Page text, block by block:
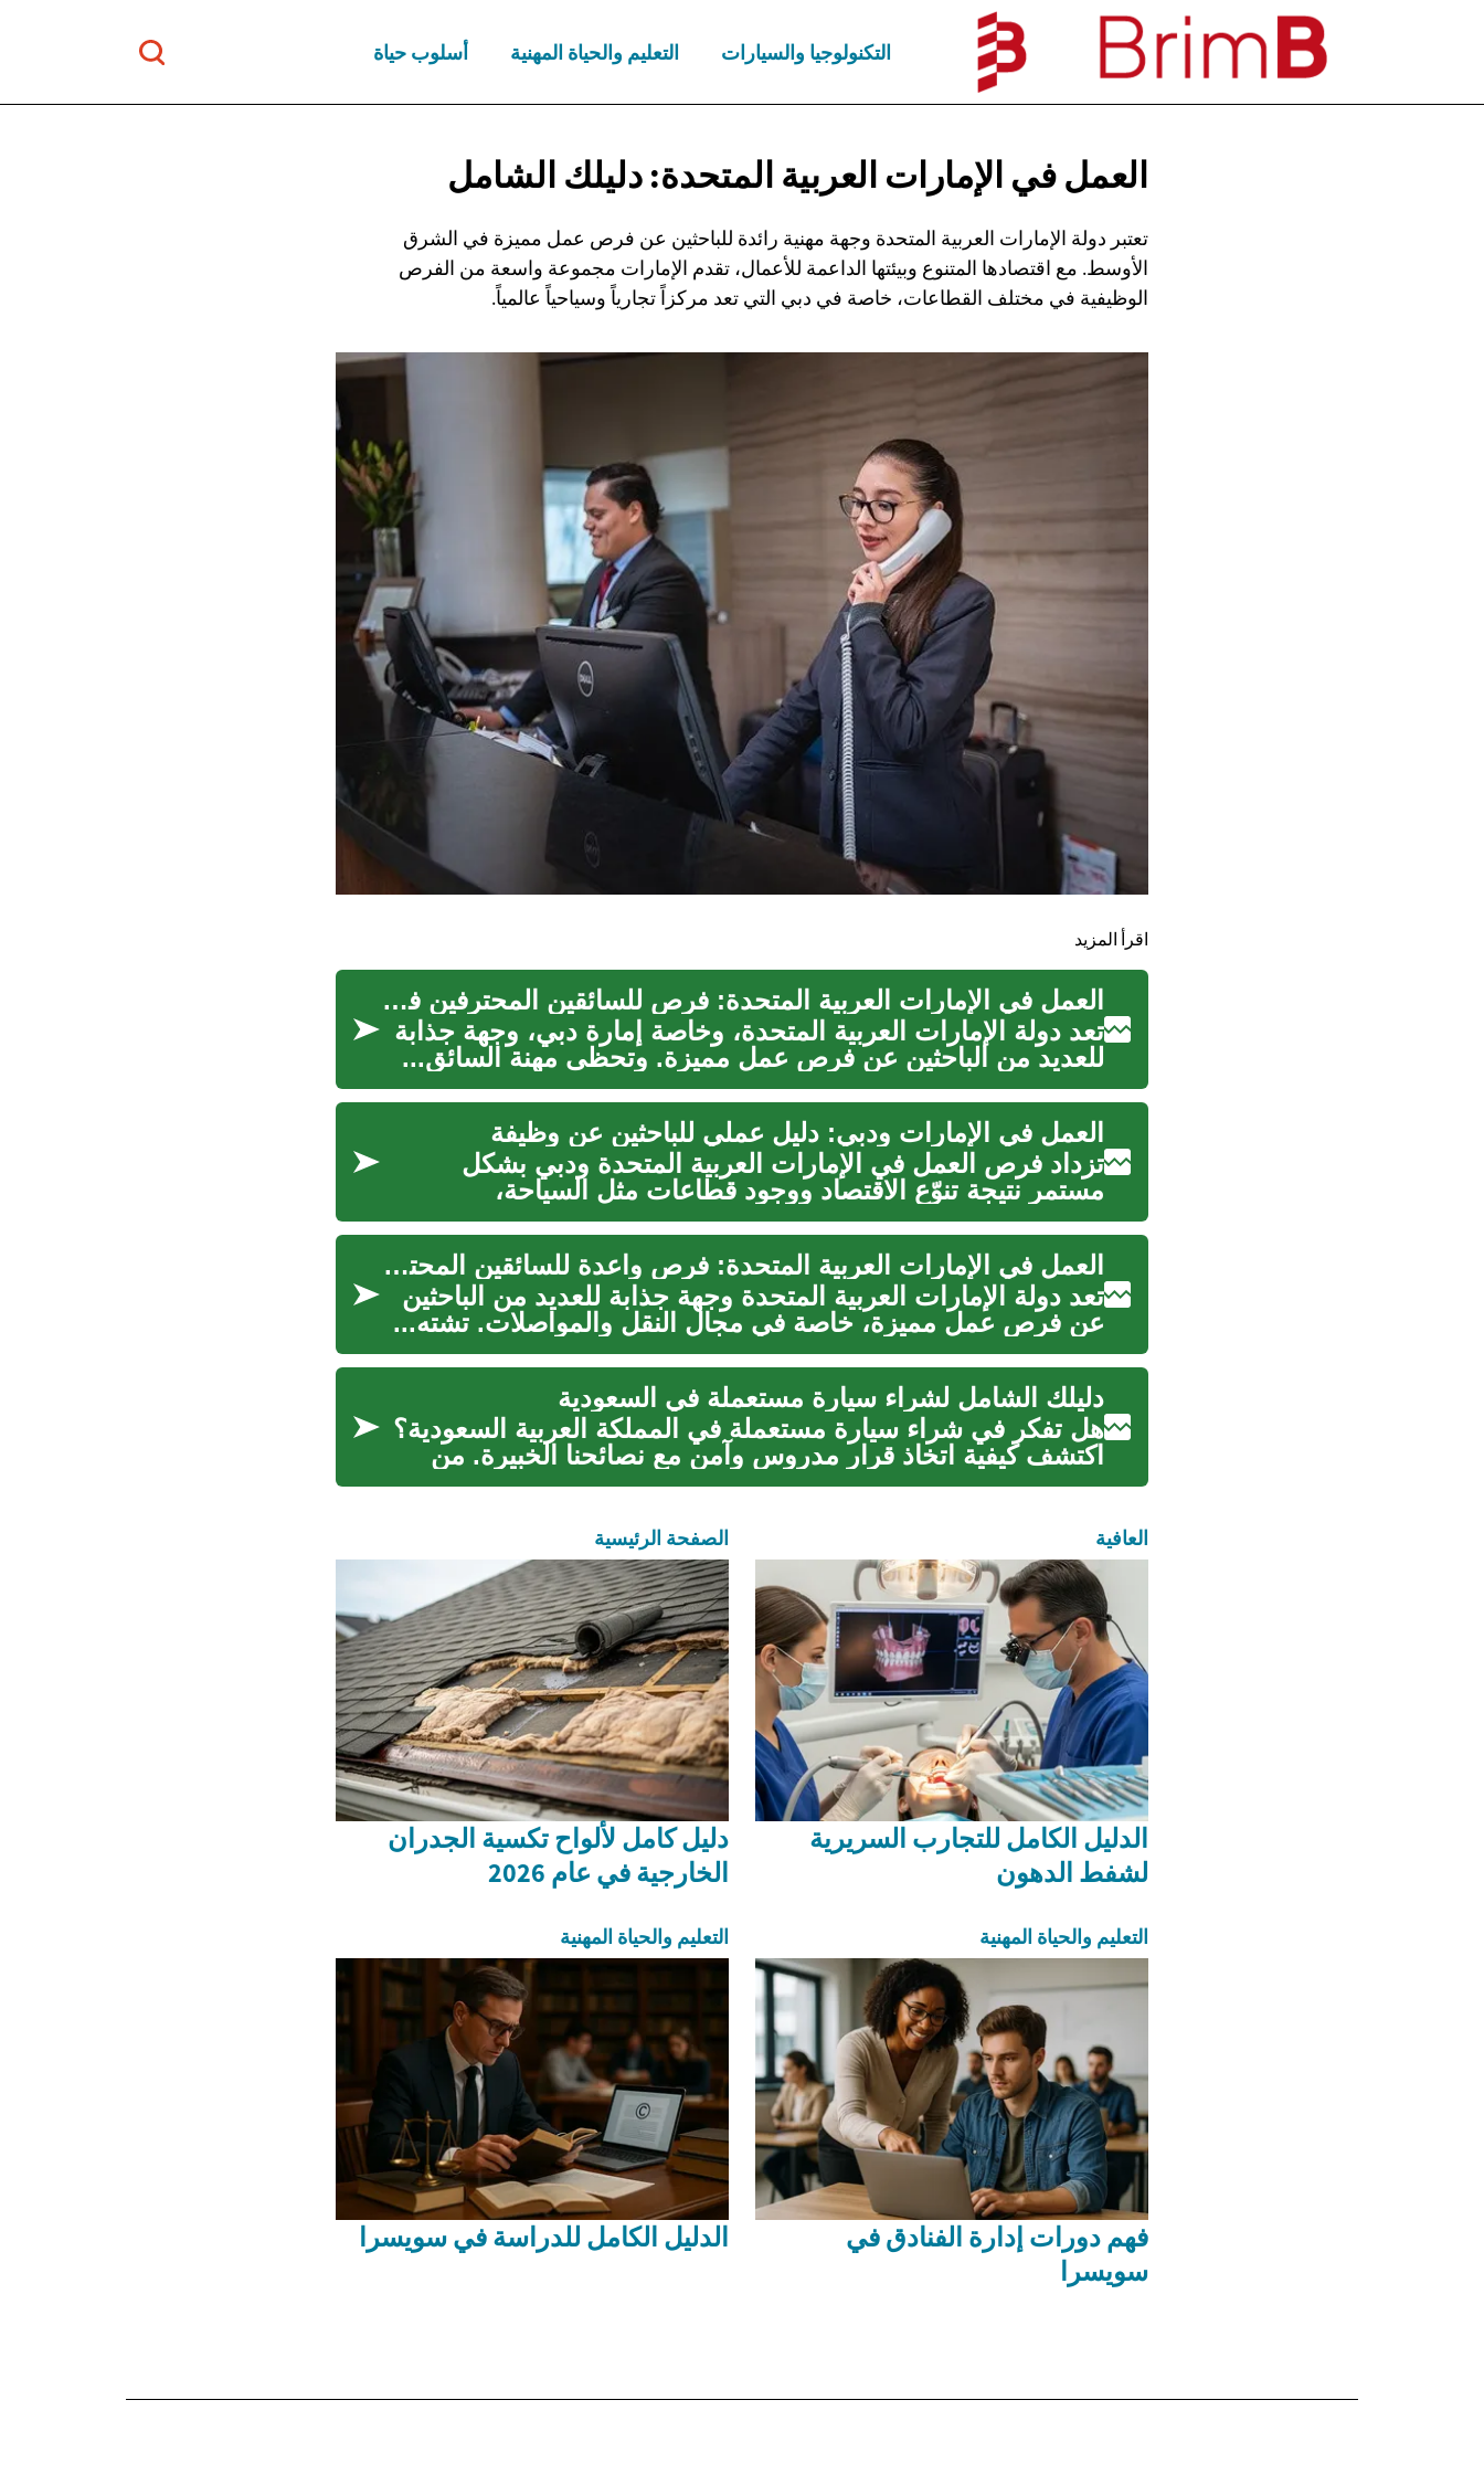
أسلوب حياة التعليم والحياة المهنية التكنولوجيا والسيارات
العمل في الإمارات العربية المتحدة: دليلك الشامل
تعتبر دولة الإمارات العربية المتحدة وجهة مهنية رائدة للباحثين عن فرص عمل مميزة في الشرق
الأوسط. مع اقتصادها المتنوع وبيئتها الداعمة للأعمال، تقدم الإمارات مجموعة واسعة من الفرص
الوظيفية في مختلف القطاعات، خاصة في دبي التي تعد مركزاً تجارياً وسياحياً عالمياً.
اقرأ المزيد
العمل في الإمارات العربية المتحدة: فرص للسائقين المحترفين في دبي
تعد دولة الإمارات العربية المتحدة، وخاصة إمارة دبي، وجهة جذابة
للعديد من الباحثين عن فرص عمل مميزة. وتحظى مهنة السائق...
العمل في الإمارات ودبي: دليل عملي للباحثين عن وظيفة
تزداد فرص العمل في الإمارات العربية المتحدة ودبي بشكل
مستمر نتيجة تنوّع الاقتصاد ووجود قطاعات مثل السياحة،
التكنولوجي...
العمل في الإمارات العربية المتحدة: فرص واعدة للسائقين المحترفين
تعد دولة الإمارات العربية المتحدة وجهة جذابة للعديد من الباحثين
عن فرص عمل مميزة، خاصة في مجال النقل والمواصلات. تشته...
دليلك الشامل لشراء سيارة مستعملة في السعودية
هل تفكر في شراء سيارة مستعملة في المملكة العربية السعودية؟
اكتشف كيفية اتخاذ قرار مدروس وآمن مع نصائحنا الخبيرة. من
ف...
العافية
الدليل الكامل للتجارب السريرية
لشفط الدهون
الصفحة الرئيسية
دليل كامل لألواح تكسية الجدران
الخارجية في عام 2026
التعليم والحياة المهنية
فهم دورات إدارة الفنادق في
سويسرا
التعليم والحياة المهنية
الدليل الكامل للدراسة في سويسرا